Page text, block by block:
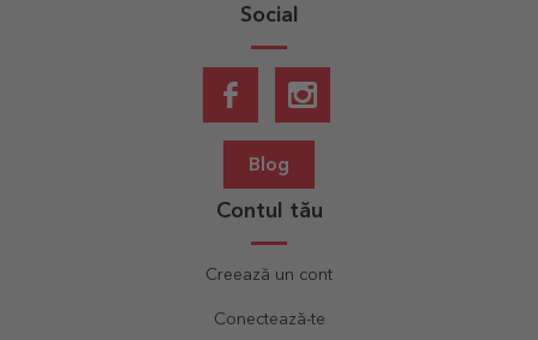
Social
Blog
Contul tău
Creează un cont
Conectează-te